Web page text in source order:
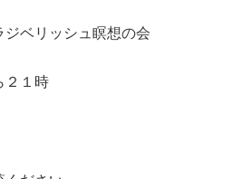
ベリッシュ瞑想の会
２１時